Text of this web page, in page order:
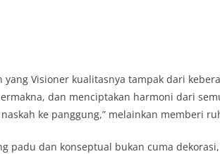
yang Visioner kualitasnya tampak dari
dan menciptakan harmoni dari
ke panggung,” melainkan memberi
padu dan konseptual bukan cuma